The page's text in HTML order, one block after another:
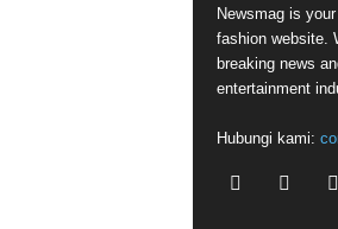
Newsmag is
fashion website.
breaking news
entertainment
Hubungi kami: